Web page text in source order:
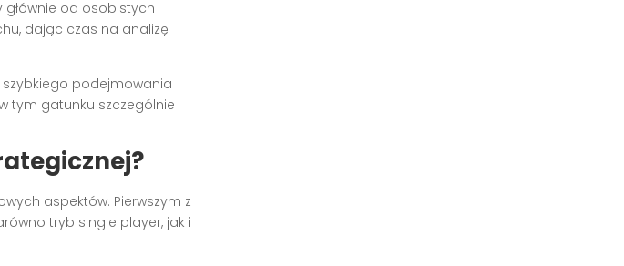
od osobistych
dając czas na analizę
podejmowania
tym gatunku szczególnie
aspektów. Pierwszym z
tryb single player, jak i